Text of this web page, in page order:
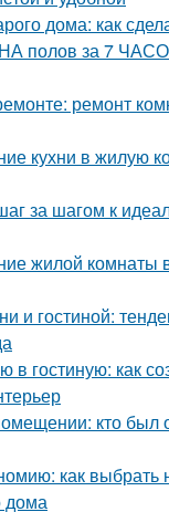
дома: как
полов за 7
ремонт
кухни в жилую
за шагом к
жилой комнаты
и гостиной:
в гостиную: как
кто был
как выбрать
дома